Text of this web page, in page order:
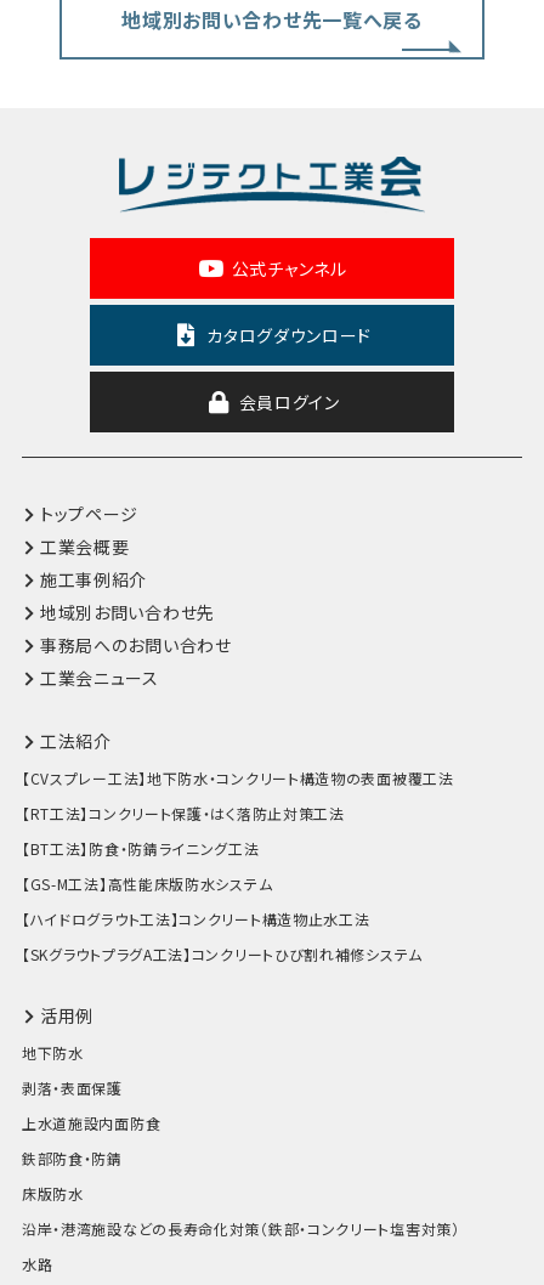
地域別お問い合わせ先一覧へ戻る
公式チャンネル
カタログダウンロード
会員ログイン
トップページ
工業会概要
施工事例紹介
地域別お問い合わせ先
事務局へのお問い合わせ
工業会ニュース
工法紹介
【CVスプレー工法】地下防水・コンクリート構造物の表面被覆工法
【RT工法】コンクリート保護・はく落防止対策工法
【BT工法】防食・防錆ライニング工法
【GS-M工法】高性能床版防水システム
【ハイドログラウト工法】コンクリート構造物止水工法
【SKグラウトプラグA工法】コンクリートひび割れ補修システム
活用例
地下防水
剥落・表面保護
上水道施設内面防食
鉄部防食・防錆
床版防水
沿岸・港湾施設などの長寿命化対策（鉄部・コンクリート塩害対策）
水路